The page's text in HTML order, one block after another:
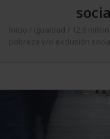
Inicio Igualdad
12,6
pobreza y/o exclusión